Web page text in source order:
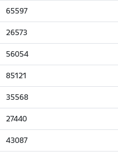
65597
26573
56054
85121
35568
27440
43087